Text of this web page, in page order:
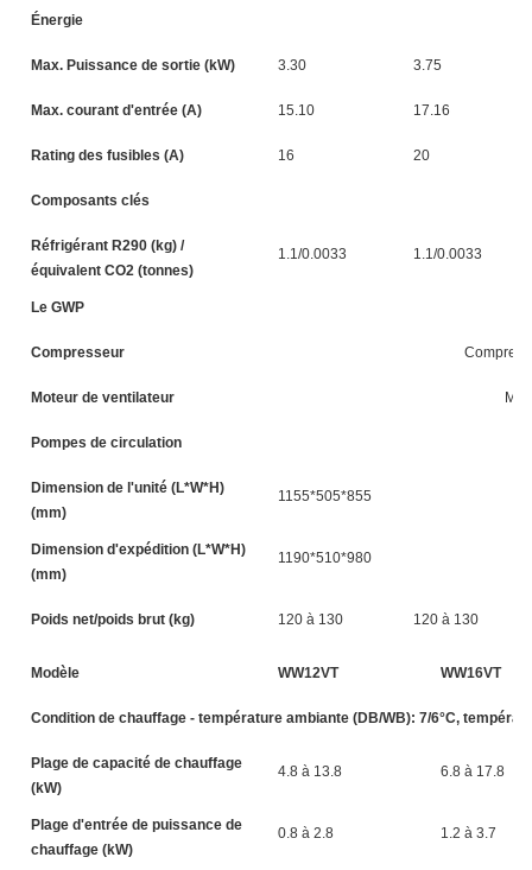
Énergie
Max. Puissance de sortie (kW) 3.30 3.75
Max. courant d'entrée (A) 15.10 17.16
Rating des fusibles (A) 16 20
Composants clés
Réfrigérant R290 (kg) /
équivalent CO2 (tonnes)
1.1/0.0033 1.1/0.0033
Le GWP
Compresseur
Moteur de ventilateur
Pompes de circulation
Dimension de l'unité (L*W*H)
(mm)
1155*505*855
Dimension d'expédition (L*W*H)
(mm)
1190*510*980
Poids net/poids brut (kg) 120 à 130 120 à 130
Modèle WW12VT WW16VT
Condition de chauffage - température ambiante (DB/WB): 7/6°C,
Plage de capacité de chauffage
(kW)
4.8 à 13.8 6.8 à 17.8
Plage d'entrée de puissance de
chauffage (kW)
0.8 à 2.8 1.2 à 3.7